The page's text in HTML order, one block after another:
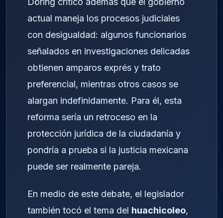
actual maneja los procesos judiciales
con desigualdad: algunos funcionarios
señalados en investigaciones delicadas
obtienen amparos exprés y trato
preferencial, mientras otros casos se
alargan indefinidamente. Para él, esta
reforma sería un retroceso en la
protección jurídica de la ciudadanía y
pondría a prueba si la justicia mexicana
puede ser realmente pareja.
En medio de este debate, el legislador
también tocó el tema del huachicoleo,